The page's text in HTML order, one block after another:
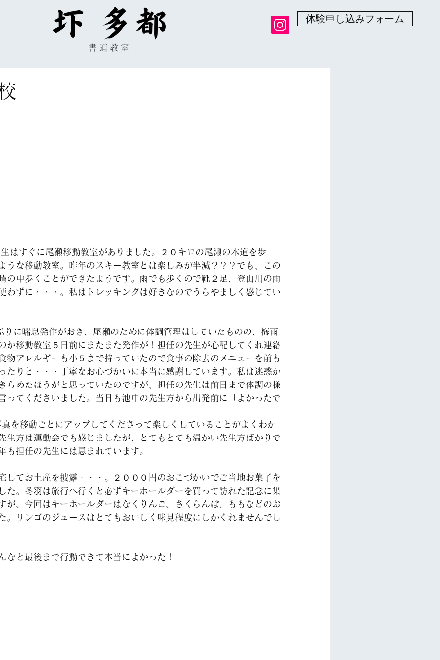
書道教室
体験申し込みフォーム
うな移動教室。昨年のスキー教室とは楽しみが半減？？？でも、この
の中歩くことができたようです。雨でも歩くので靴２足、登山用の雨
わずに・・・。私はトレッキングは好きなのでうらやましく感じてい
りに喘息発作がおき、尾瀬のために体調管理はしていたものの、梅雨
か移動教室５日前にまたまた発作が！担任の先生が心配してくれ連絡
物アレルギーも小５まで持っていたので食事の除去のメニューを前も
たりと・・・丁寧なお心づかいに本当に感謝しています。私は迷惑か
らめたほうがと思っていたのですが、担任の先生は前日まで体調の様
ってくださいました。当日も池中の先生方から出発前に「よかったで
を移動ごとにアップしてくださって楽しくしていることがよくわか
生方は運動会でも感じましたが、とてもとても温かい先生方ばかりで
も担任の先生には恵まれています。
してお土産を披露・・・。２０００円のおこづかいでご当地お菓子を
た。冬羽は旅行へ行くと必ずキーホールダーを買って訪れた記念に集
が、今回はキーホールダーはなくりんご、さくらんぼ、ももなどのお
。リンゴのジュースはとてもおいしく味見程度にしかくれませんでし
なと最後まで行動できて本当によかった！